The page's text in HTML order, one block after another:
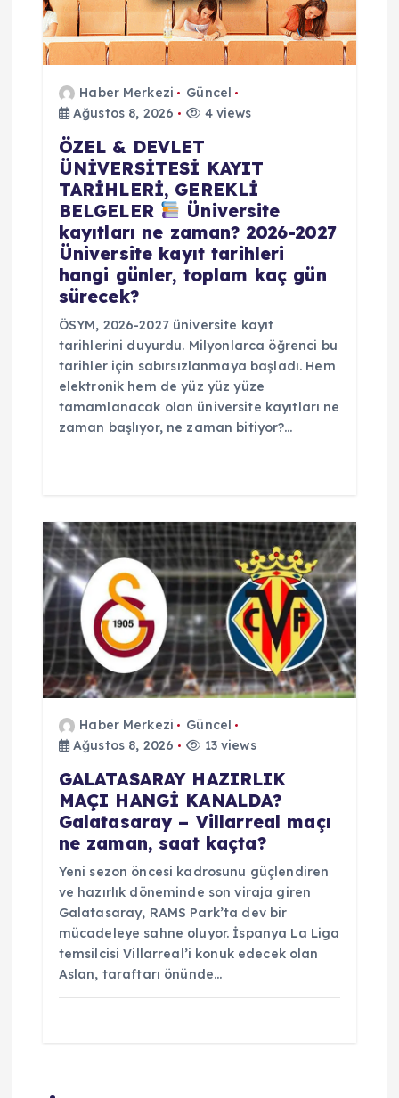
Haber Merkezi
Güncel
Ağustos 8, 2026
4 views
ÖZEL & DEVLET
ÜNİVERSİTESİ KAYIT
TARİHLERİ, GEREKLİ
BELGELER
Üniversite
kayıtları ne zaman? 2026-2027
Üniversite kayıt tarihleri
hangi günler, toplam kaç gün
sürecek?
ÖSYM, 2026-2027 üniversite kayıt
tarihlerini duyurdu. Milyonlarca öğrenci bu
tarihler için sabırsızlanmaya başladı. Hem
elektronik hem de yüz yüz yüze
tamamlanacak olan üniversite kayıtları ne
zaman başlıyor, ne zaman bitiyor?…
Haber Merkezi
Güncel
Ağustos 8, 2026
13 views
GALATASARAY HAZIRLIK
MAÇI HANGİ KANALDA?
Galatasaray – Villarreal maçı
ne zaman, saat kaçta?
Yeni sezon öncesi kadrosunu güçlendiren
ve hazırlık döneminde son viraja giren
Galatasaray, RAMS Park’ta dev bir
mücadeleye sahne oluyor. İspanya La Liga
temsilcisi Villarreal’i konuk edecek olan
Aslan, taraftarı önünde…